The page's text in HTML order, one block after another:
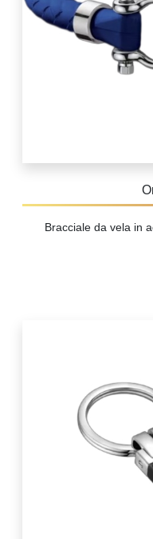
Bracciale da vela in